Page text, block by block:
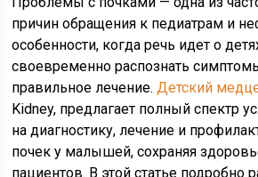
причин обращения к педиатрам и
особенности, когда речь идет о
своевременно распознать
правильное лечение.Детский
Kidney, предлагает полный спектр
на диагностику, лечение и
почек у малышей, сохраняя
пациентов. В этой статье подробно